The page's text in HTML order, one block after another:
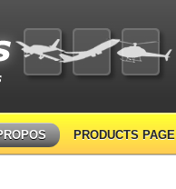
PRODUCTS PAGE